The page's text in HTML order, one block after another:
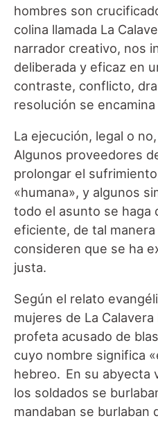
hombres son
colina llamada La
narrador creativo, nos
deliberada y eficaz en
contraste, conflicto,
resolución se
La ejecución, legal o
Algunos proveedores
prolongar el
«humana», y algunos
todo el asunto se haga
eficiente, de tal
consideren que se ha
justa.
Según el relato
mujeres de La
profeta acusado de
cuyo nombre significa
hebreo. En su abyecta
los soldados se
mandaban se burlaban